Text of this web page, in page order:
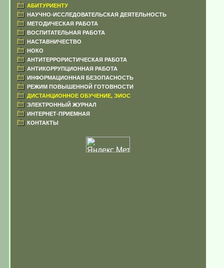
АБИТУРИЕНТУ
НАУЧНО-ИССЛЕДОВАТЕЛЬСКАЯ ДЕЯТЕЛЬНОСТЬ
МЕТОДИЧЕСКАЯ РАБОТА
ВОСПИТАТЕЛЬНАЯ РАБОТА
НАСТАВНИЧЕСТВО
НОКО
АНТИТЕРРОРИСТИЧЕСКАЯ РАБОТА
АНТИКОРРУПЦИОННАЯ РАБОТА
ИНФОРМАЦИОННАЯ БЕЗОПАСНОСТЬ
РЕЖИМ ПОВЫШЕННОЙ ГОТОВНОСТИ
ДИСТАНЦИОННОЕ ОБУЧЕНИЕ, ЭИОС
ЭЛЕКТРОННЫЙ ЖУРНАЛ
ИНТЕРНЕТ-ПРИЕМНАЯ
КОНТАКТЫ